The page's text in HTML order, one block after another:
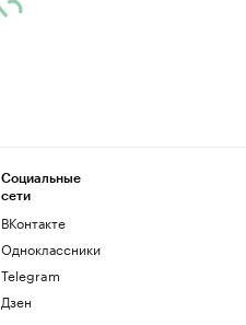
Социальные
сети
ВКонтакте
Одноклассники
Telegram
Дзен